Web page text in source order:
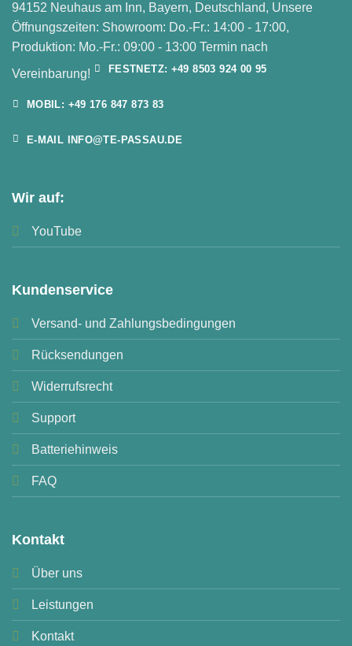
94152 Neuhaus am Inn, Bayern, Deutschland, Unsere
Öffnungszeiten: Showroom: Do.-Fr.: 14:00 - 17:00,
Produktion: Mo.-Fr.: 09:00 - 13:00 Termin nach
Vereinbarung!
FESTNETZ: +49 8503 924 00 95
MOBIL: +49 176 847 873 83
E-MAIL INFO@TE-PASSAU.DE
Wir auf:
YouTube
Kundenservice
Versand- und Zahlungsbedingungen
Rücksendungen
Widerrufsrecht
Support
Batteriehinweis
FAQ
Kontakt
Über uns
Leistungen
Kontakt